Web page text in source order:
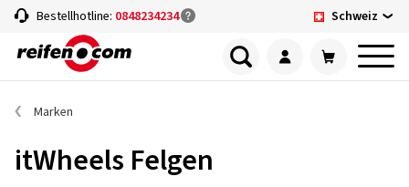
Bestellhotline: 0848234234 Schweiz
Marken
itWheels Felgen